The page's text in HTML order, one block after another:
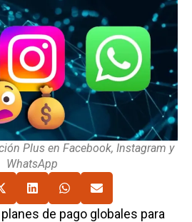
Plus en Facebook, Instagram y
WhatsApp
de pago globales para